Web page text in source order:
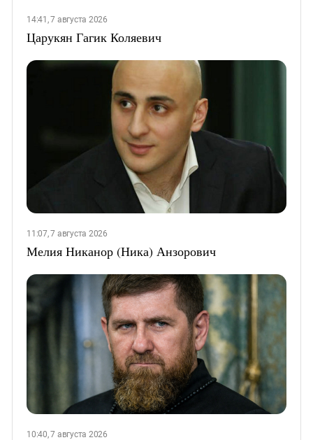
14:41, 7 августа 2026
Царукян Гагик Коляевич
11:07, 7 августа 2026
Мелия Никанор (Ника) Анзорович
10:40, 7 августа 2026